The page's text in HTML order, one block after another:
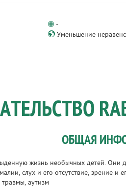
-
Уменьшение
ОБЩАЯ
жизнь необычных детей. Они
слух и его отсутствие, зрение и
травмы, аутизм